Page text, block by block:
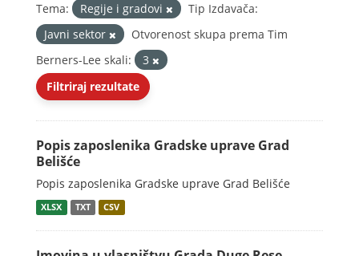
Tema: Regije i gradovi
Tip Izdavača:
Javni sektor
Otvorenost skupa prema Tim
Berners-Lee skali:
3
Filtriraj rezultate
Popis zaposlenika Gradske uprave Grad
Belišće
Popis zaposlenika Gradske uprave Grad Belišće
XLSX TXT CSV